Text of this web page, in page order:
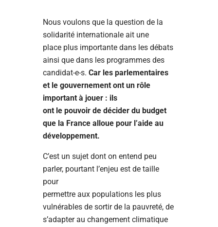
Nous voulons que la question de la
solidarité internationale ait une
place plus importante dans les débats
ainsi que dans les programmes des
candidat-e-s. Car les parlementaires
et le gouvernement ont un rôle
important à jouer : ils
ont le pouvoir de décider du budget
que la France alloue pour l’aide au
développement.
C’est un sujet dont on entend peu
parler, pourtant l’enjeu est de taille
pour
permettre aux populations les plus
vulnérables de sortir de la pauvreté, de
s’adapter au changement climatique